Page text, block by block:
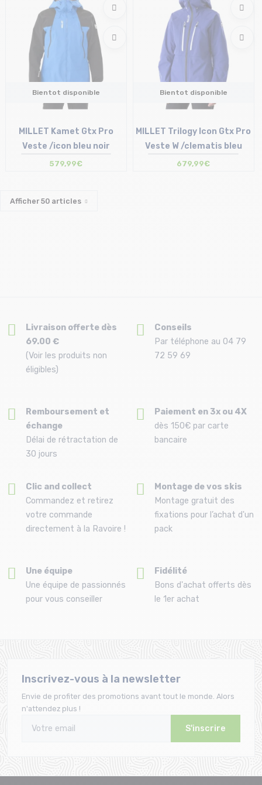
Bientot disponible
MILLET Kamet Gtx Pro
Veste /icon bleu noir
579,99€
Bientot disponible
MILLET Trilogy Icon Gtx Pro
Veste W /clematis bleu
679,99€
Afficher50 articles
Livraison offerte dès
69.00 €
(Voir les produits non
éligibles)
Conseils
Par téléphone au 04 79
72 59 69
Remboursement et
échange
Délai de rétractation de
30 jours
Paiement en 3x ou 4X
dès 150€ par carte
bancaire
Clic and collect
Commandez et retirez
votre commande
directement à la Ravoire !
Montage de vos skis
Montage gratuit des
fixations pour l’achat d'un
pack
Une équipe
Une équipe de passionnés
pour vous conseiller
Fidélité
Bons d'achat offerts dès
le 1er achat
Inscrivez-vous à la newsletter
Envie de profiter des promotions avant tout le monde. Alors
n'attendez plus !
S'inscrire